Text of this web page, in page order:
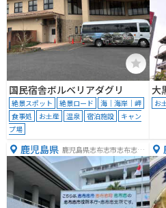
国民宿舎ボルベリアダグリ
絶景スポット 絶景ロード
海｜海岸｜岬
食事処
お土産 温泉 宿泊施設
キャン
プ場
大
お
鹿児島県 鹿児島県志布志市志布志町
志布志２丁目１−１